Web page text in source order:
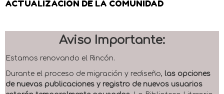
ACTUALIZACIÓN DE LA COMUNIDAD
Aviso Importante:
Estamos renovando el Rincón.
Durante el proceso de migración y rediseño, las opciones
de nuevas publicaciones y registro de nuevos usuarios